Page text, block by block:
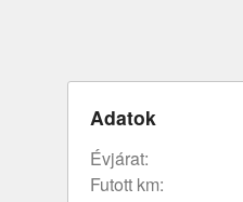
Adatok
évjárat:
futott km: